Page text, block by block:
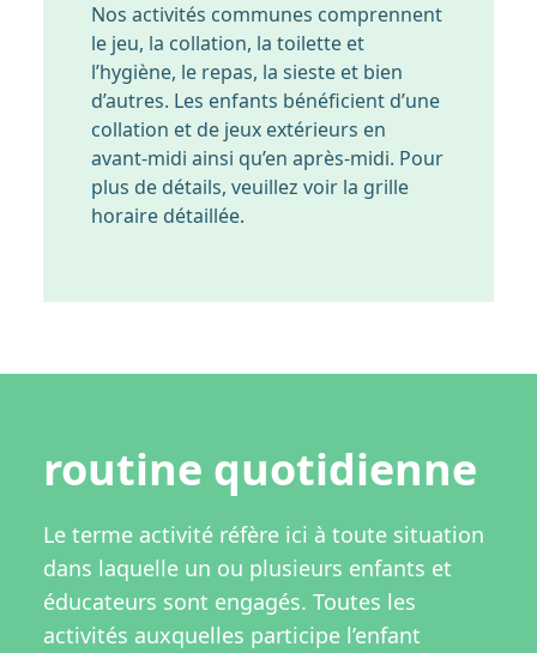
Nos activités communes comprennent
le jeu, la collation, la toilette et
l’hygiène, le repas, la sieste et bien
d’autres. Les enfants bénéficient d’une
collation et de jeux extérieurs en
avant-midi ainsi qu’en après-midi. Pour
plus de détails, veuillez voir la grille
horaire détaillée.
routine quotidienne
Le terme activité réfère ici à toute situation
dans laquelle un ou plusieurs enfants et
éducateurs sont engagés. Toutes les
activités auxquelles participe l’enfant